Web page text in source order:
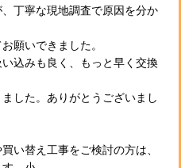
、丁寧な現地調査で原因を分か
願いできました。
込みも良く、もっと早く交換
した。ありがとうございまし
い替え工事をご検討の方は、